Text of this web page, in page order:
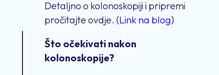
Detaljno o kolonoskopiji i pripremi
pročitajte ovdje. (Link na blog)
Što očekivati nakon
kolonoskopije?